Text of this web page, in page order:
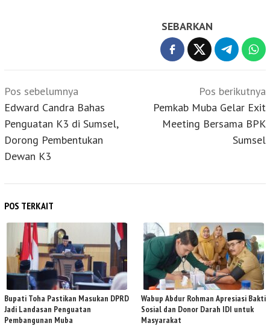
SEBARKAN
Navigasi
pos
Pos sebelumnya
Edward Candra Bahas
Penguatan K3 di Sumsel,
Dorong Pembentukan
Dewan K3
Pos berikutnya
Pemkab Muba Gelar Exit
Meeting Bersama BPK
Sumsel
POS TERKAIT
Bupati Toha Pastikan Masukan DPRD
Jadi Landasan Penguatan
Pembangunan Muba
Wabup Abdur Rohman Apresiasi Bakti
Sosial dan Donor Darah IDI untuk
Masyarakat